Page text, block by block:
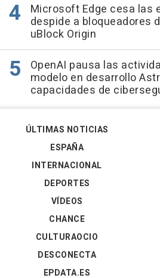
Microsoft Edge cesa las
despide a bloqueadores
uBlock Origin
OpenAI pausa las
modelo en desarrollo
capacidades de
ÚLTIMAS NOTICIAS
ESPAÑA
INTERNACIONAL
DEPORTES
VÍDEOS
CHANCE
CULTURAOCIO
DESCONECTA
EPDATA.ES